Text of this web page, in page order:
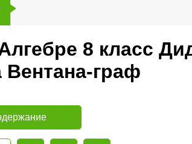
8 класс
граф